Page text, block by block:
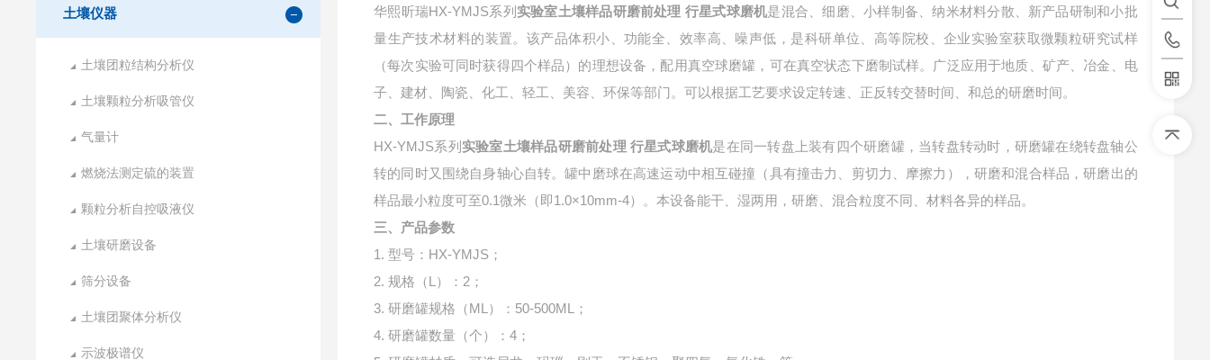
土壤仪器
土壤团粒结构分析仪
土壤颗粒分析吸管仪
气量计
燃烧法测定硫的装置
颗粒分析自控吸液仪
土壤研磨设备
筛分设备
土壤团聚体分析仪
示波极谱仪
华熙昕瑞HX-YMJS系列 实验室土壤样品研磨前处理 行星式球磨机是混合、细磨、小样制备、纳米材料分散、新产品研制和小批
量生产技术材料的装置。该产品体积小、功能全、效率高、噪声低，是科研单位、高等院校、企业实验室获取微颗粒研究试样
（每次实验可同时获得四个样品）的理想设备，配用真空球磨罐，可在真空状态下磨制试样。广泛应用于地质、矿产、冶金、电
子、建材、陶瓷、化工、轻工、美容、环保等部门。可以根据工艺要求设定转速、正反转交替时间、和总的研磨时间。
二、工作原理
HX-YMJS系列 实验室土壤样品研磨前处理 行星式球磨机是在同一转盘上装有四个研磨罐，当转盘转动时，研磨罐在绕转盘轴公
转的同时又围绕自身轴心自转。罐中磨球在高速运动中相互碰撞（具有撞击力、剪切力、摩擦力），研磨和混合样品，研磨出的
样品最小粒度可至0.1微米（即1.0×10mm-4）。本设备能干、湿两用，研磨、混合粒度不同、材料各异的样品。
三、产品参数
1. 型号：HX-YMJS；
2. 规格（L）：2；
3. 研磨罐规格（ML）：50-500ML；
4. 研磨罐数量（个）：4；